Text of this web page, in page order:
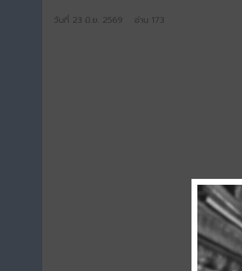
วันที่ 23 มิ.ย. 2569 อ่าน 173